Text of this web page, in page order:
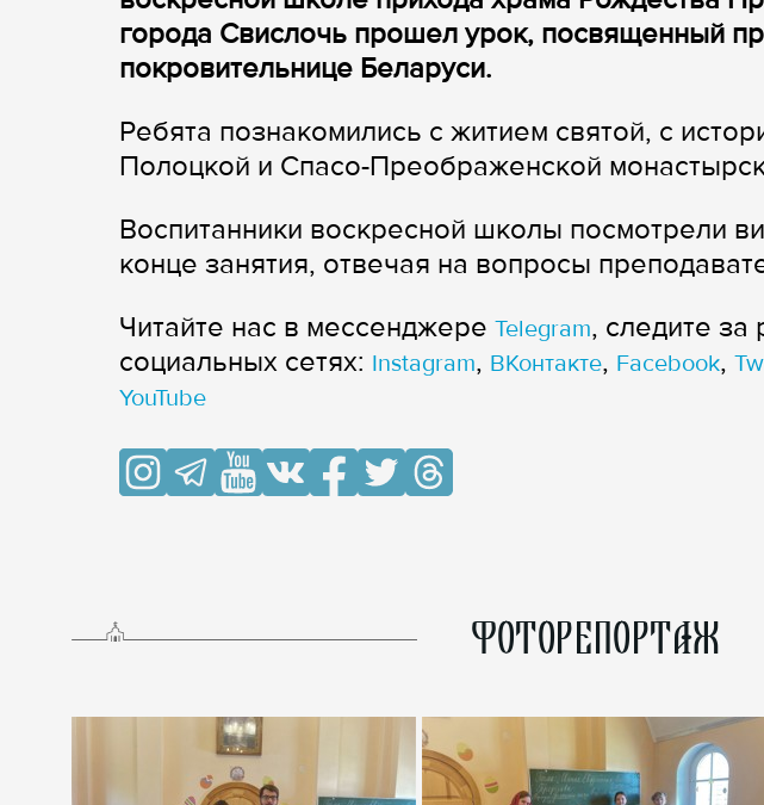
города Свислочь прошел урок, посвященный
покровительнице Беларуси.
Ребята познакомились с житием святой, с
Полоцкой и Спасо-Преображенской
Воспитанники воскресной школы посмотрели
конце занятия, отвечая на вопросы
Читайте нас в мессенджере Telegram, следите
cоциальных сетях: Instagram, ВКонтакте, Facebook,
YouTube
ФОТОРЕПОРТАЖ